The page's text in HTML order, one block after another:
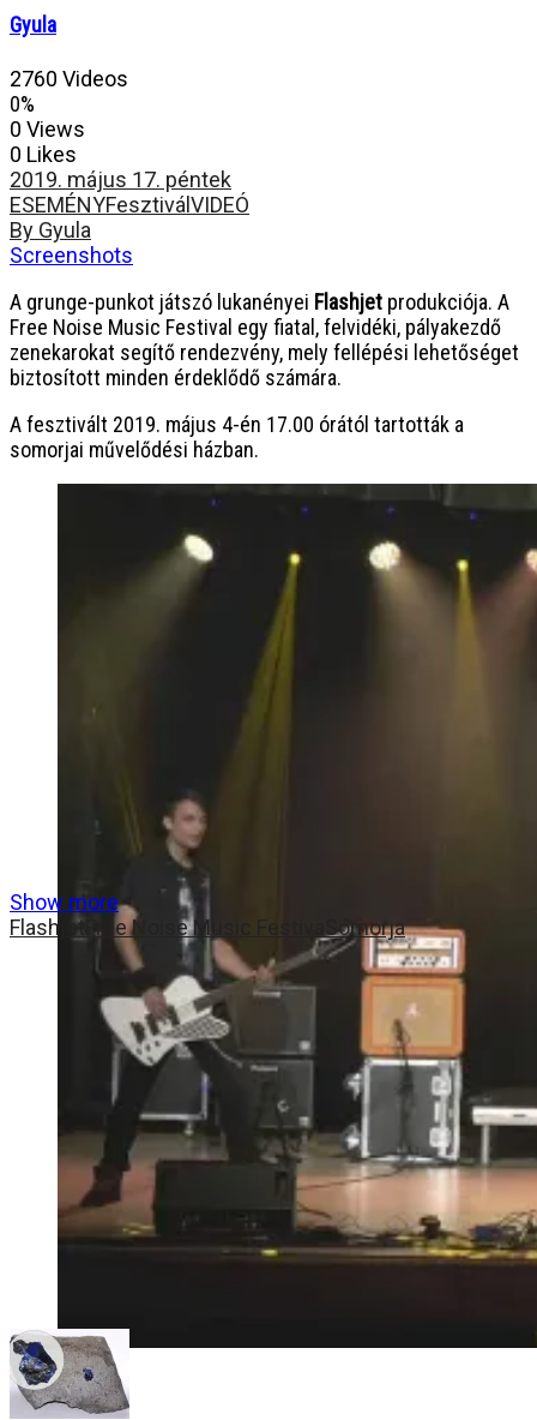
Gyula
2760 Videos
0%
0 Views
0 Likes
2019. május 17. péntek
ESEMÉNYFesztiválVIDEÓ
By Gyula
Screenshots
A grunge-punkot játszó lukanényei Flashjet produkciója. A
Free Noise Music Festival egy fiatal, felvidéki, pályakezdő
zenekarokat segítő rendezvény, mely fellépési lehetőséget
biztosított minden érdeklődő számára.
A fesztivált 2019. május 4-én 17.00 órától tartották a
somorjai művelődési házban.
Flashjet
Show more
Flashjet Free Noise Music Festiva Somorja